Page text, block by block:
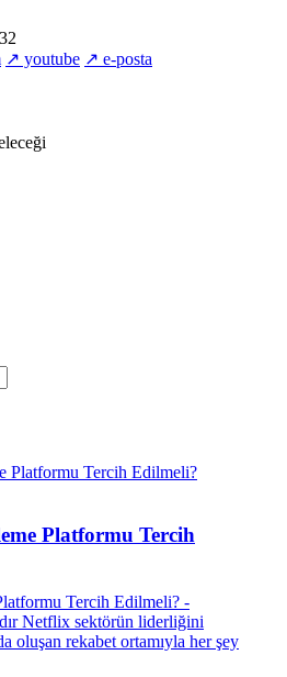
↗ youtube ↗ e-posta
Platformu Tercih
Tercih Edilmeli? -
Netflix sektörün liderliğini
oluşan rekabet ortamıyla her şey